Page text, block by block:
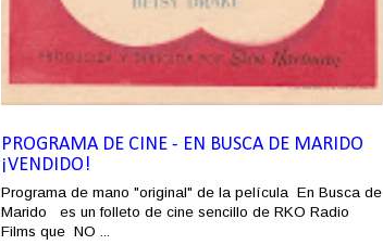
PROGRAMA DE CINE - EN BUSCA DE MARIDO
¡VENDIDO!
Programa de mano "original" de la película En Busca de
Marido es un folleto de cine sencillo de RKO Radio
Films que NO ...